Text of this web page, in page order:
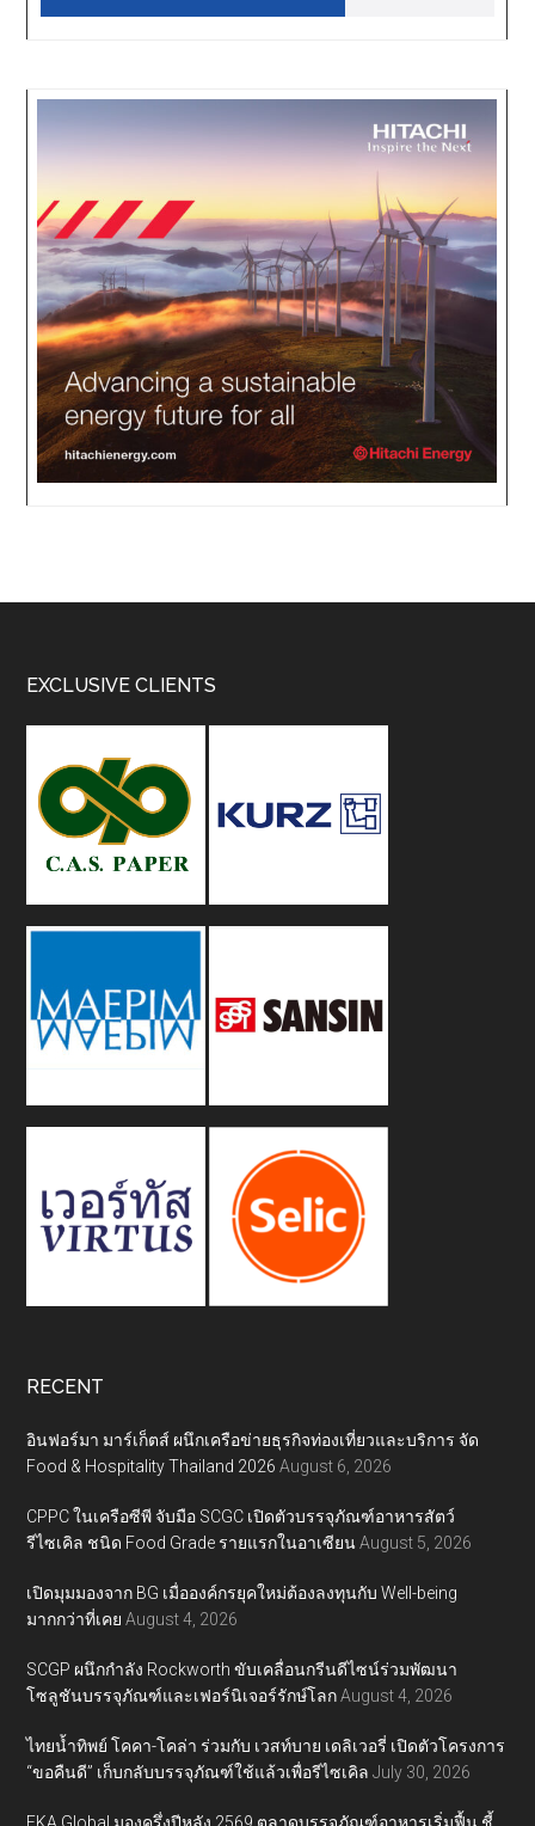
Footer
EXCLUSIVE CLIENTS
RECENT
อินฟอร์มา มาร์เก็ตส์ ผนึกเครือข่ายธุรกิจท่องเที่ยวและบริการ จัด
Food & Hospitality Thailand 2026 August 6, 2026
CPPC ในเครือซีพี จับมือ SCGC เปิดตัวบรรจุภัณฑ์อาหารสัตว์
รีไซเคิล ชนิด Food Grade รายแรกในอาเซียน August 5, 2026
เปิดมุมมองจาก BG เมื่อองค์กรยุคใหม่ต้องลงทุนกับ Well-being
มากกว่าที่เคย August 4, 2026
SCGP ผนึกกำลัง Rockworth ขับเคลื่อนกรีนดีไซน์ร่วมพัฒนา
โซลูชันบรรจุภัณฑ์และเฟอร์นิเจอร์รักษ์โลก August 4, 2026
ไทยน้ำทิพย์ โคคา-โคล่า ร่วมกับ เวสท์บาย เดลิเวอรี่ เปิดตัวโครงการ
“ขอคืนดี” เก็บกลับบรรจุภัณฑ์ใช้แล้วเพื่อรีไซเคิล July 30, 2026